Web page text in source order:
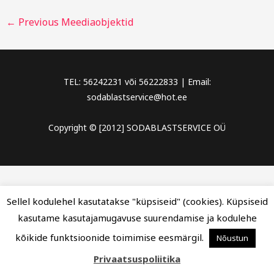
← Previous Meediaobjektid
TEL: 56242231 või 56222833 | Email:
sodablastservice@hot.ee
Copyright © [2012] SODABLASTSERVICE OÜ
Sellel kodulehel kasutatakse "küpsiseid" (cookies). Küpsiseid
kasutame kasutajamugavuse suurendamise ja kodulehe
kõikide funktsioonide toimimise eesmärgil.
Nõustun
Privaatsuspoliitika